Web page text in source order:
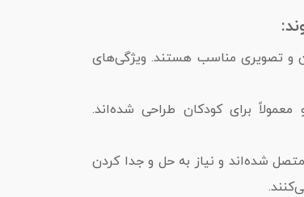
و تصویری مناسب هستند. ویژگی‌های
برای کودکان طراحی شده‌اند.
شده‌اند و نیاز به حل و جدا کردن